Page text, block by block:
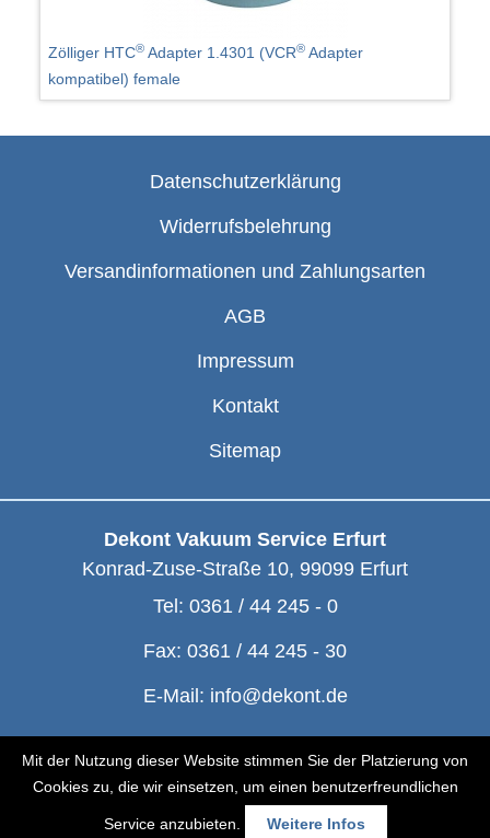
Mit der Nutzung dieser Website stimmen Sie der Platzierung von
Cookies zu, die wir einsetzen, um einen benutzerfreundlichen
Service anzubieten. Weitere Infos
Zölliger HTC® Adapter 1.4301 (VCR® Adapter
kompatibel) female
Datenschutzerklärung
Widerrufsbelehrung
Versandinformationen und Zahlungsarten
AGB
Impressum
Kontakt
Sitemap
Dekont Vakuum Service Erfurt
Konrad-Zuse-Straße 10, 99099 Erfurt
Tel: 0361 / 44 245 - 0
Fax: 0361 / 44 245 - 30
E-Mail: info@dekont.de
© Dekont 1991 - 2026